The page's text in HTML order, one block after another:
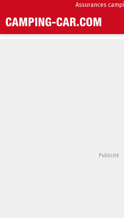
Assurances